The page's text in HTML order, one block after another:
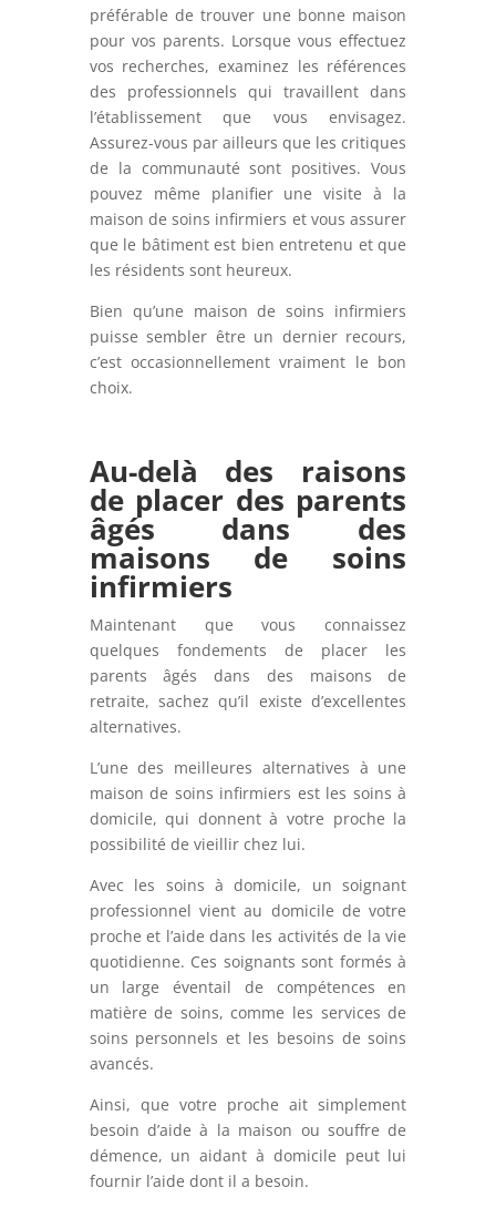
préférable de trouver une bonne maison
pour vos parents. Lorsque vous effectuez
vos recherches, examinez les références
des professionnels qui travaillent dans
l’établissement que vous envisagez.
Assurez-vous par ailleurs que les critiques
de la communauté sont positives. Vous
pouvez même planifier une visite à la
maison de soins infirmiers et vous assurer
que le bâtiment est bien entretenu et que
les résidents sont heureux.
Bien qu’une maison de soins infirmiers
puisse sembler être un dernier recours,
c’est occasionnellement vraiment le bon
choix.
Au-delà des raisons
de placer des parents
âgés dans des
maisons de soins
infirmiers
Maintenant que vous connaissez
quelques fondements de placer les
parents âgés dans des maisons de
retraite, sachez qu’il existe d’excellentes
alternatives.
L’une des meilleures alternatives à une
maison de soins infirmiers est les soins à
domicile, qui donnent à votre proche la
possibilité de vieillir chez lui.
Avec les soins à domicile, un soignant
professionnel vient au domicile de votre
proche et l’aide dans les activités de la vie
quotidienne. Ces soignants sont formés à
un large éventail de compétences en
matière de soins, comme les services de
soins personnels et les besoins de soins
avancés.
Ainsi, que votre proche ait simplement
besoin d’aide à la maison ou souffre de
démence, un aidant à domicile peut lui
fournir l’aide dont il a besoin.